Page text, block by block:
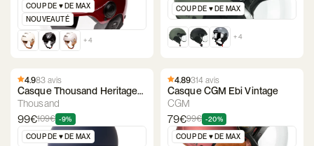
COUP DE ♥️ DE MAX
NOUVEAUTÉ
+ 4
COUP DE ♥️ DE MAX
+ 4
4.983 avis
Casque Thousand Heritage
2.0
Thousand
99€109€ -9%
COUP DE ♥️ DE MAX
4.89314 avis
Casque CGM Ebi Vintage
CGM
79€99€ -20%
COUP DE ♥️ DE MAX